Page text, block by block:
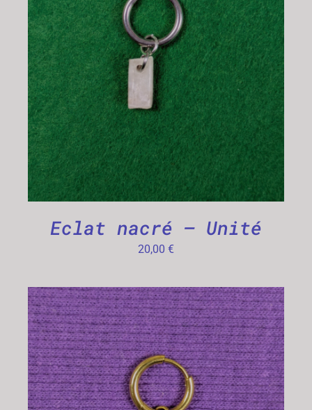
CHOIX DES OPTIONS
/
DÉTAILS
Eclat nacré – Unité
20,00 €